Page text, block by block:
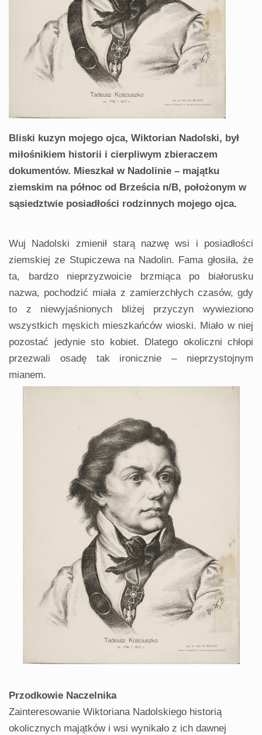
Bliski kuzyn mojego ojca, Wiktorian Nadolski, był
miłośnikiem historii i cierpliwym zbieraczem
dokumentów. Mieszkał w Nadolinie – majątku
ziemskim na północ od Brześcia n/B, położonym w
sąsiedztwie posiadłości rodzinnych mojego ojca.
Wuj Nadolski zmienił starą nazwę wsi i posiadłości
ziemskiej ze Stupiczewa na Nadolin. Fama głosiła, że
ta, bardzo nieprzyzwoicie brzmiąca po białorusku
nazwa, pochodzić miała z zamierzchłych czasów, gdy
to z niewyjaśnionych bliżej przyczyn wywieziono
wszystkich męskich mieszkańców wioski. Miało w niej
pozostać jedynie sto kobiet. Dlatego okoliczni chłopi
przezwali osadę tak ironicznie – nieprzystojnym
mianem.
Przodkowie Naczelnika
Zainteresowanie Wiktoriana Nadolskiego historią
okolicznych majątków i wsi wynikało z ich dawnej